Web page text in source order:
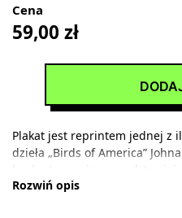
Cena
59,00 zł
Plakat jest reprintem jednej z
dzieła „Birds of America”
konkretna rycina
ang.purple gallinule
Rozwiń opis